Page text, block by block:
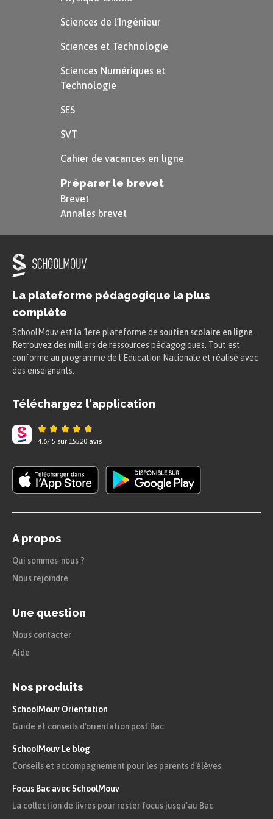
Sciences de l’Ingénieur
Sciences et Technologie
Sciences Numériques et
Technologie
SES
SVT
Cahier de vacances en ligne
Préparer le brevet
Brevet
Annales brevet
La plateforme pédagogique la plus
complète
SchoolMouv est la 1ere plateforme de soutien scolaire en ligne
Retrouvez des milliers de ressources pédagogiques. Tout est
conforme au programme de l'Education Nationale et réalisé avec
des enseignants.
Téléchargez l'application
4.6/ 5 sur 15520 avis
A propos
Qui sommes-nous ?
Nous rejoindre
Une question
Nous contacter
Aide
Nos produits
SchoolMouv Orientation
Guide et conseils d'orientation post Bac
SchoolMouv Le blog
Conseils et accompagnement pour les parents d'élèves
Focus Bac avec SchoolMouv
La collection de livres pour rester focus jusqu'au Bac